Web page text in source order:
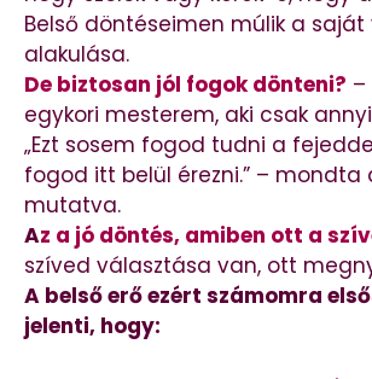
Belső döntéseimen múlik a
alakulása.
De biztosan jól fogok dönteni? –
egykori mesterem, aki csak
„Ezt sosem fogod tudni a
fogod itt belül érezni.” – mondta
mutatva.
Az a jó döntés, amiben ott a
szíved választása van, ott
A belső erő ezért számomra
jelenti, hogy: